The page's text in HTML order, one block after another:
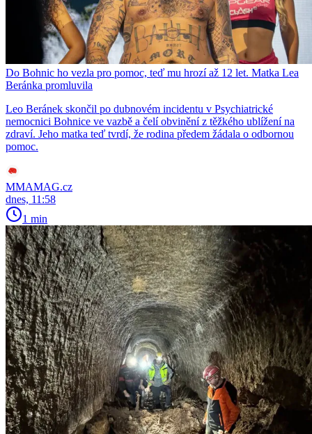
Do Bohnic ho vezla pro pomoc, teď mu hrozí až 12 let. Matka Lea
Beránka promluvila
Leo Beránek skončil po dubnovém incidentu v Psychiatrické
nemocnici Bohnice ve vazbě a čelí obvinění z těžkého ublížení na
zdraví. Jeho matka teď tvrdí, že rodina předem žádala o odbornou
pomoc.
MMAMAG.cz
dnes, 11:58
1 min